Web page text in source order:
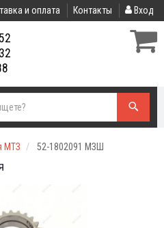
и оплата Контакты Вход
МТЗ 52-1802091 МЗШ